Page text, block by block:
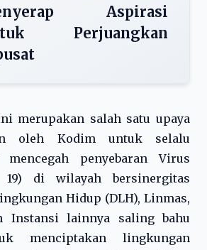
Aspirasi
Perjuangkan
merupakan salah satu upaya
oleh Kodim untuk selalu
penyebaran Virus
19) di wilayah bersinergitas
Hidup (DLH), Linmas,
Instansi lainnya saling bahu
menciptakan lingkungan